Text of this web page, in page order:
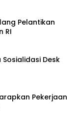
Pelantikan
RI
Desk
Pekerjaan